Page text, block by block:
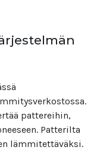
pattereihin,
Patterilta
lämmitettäväksi.